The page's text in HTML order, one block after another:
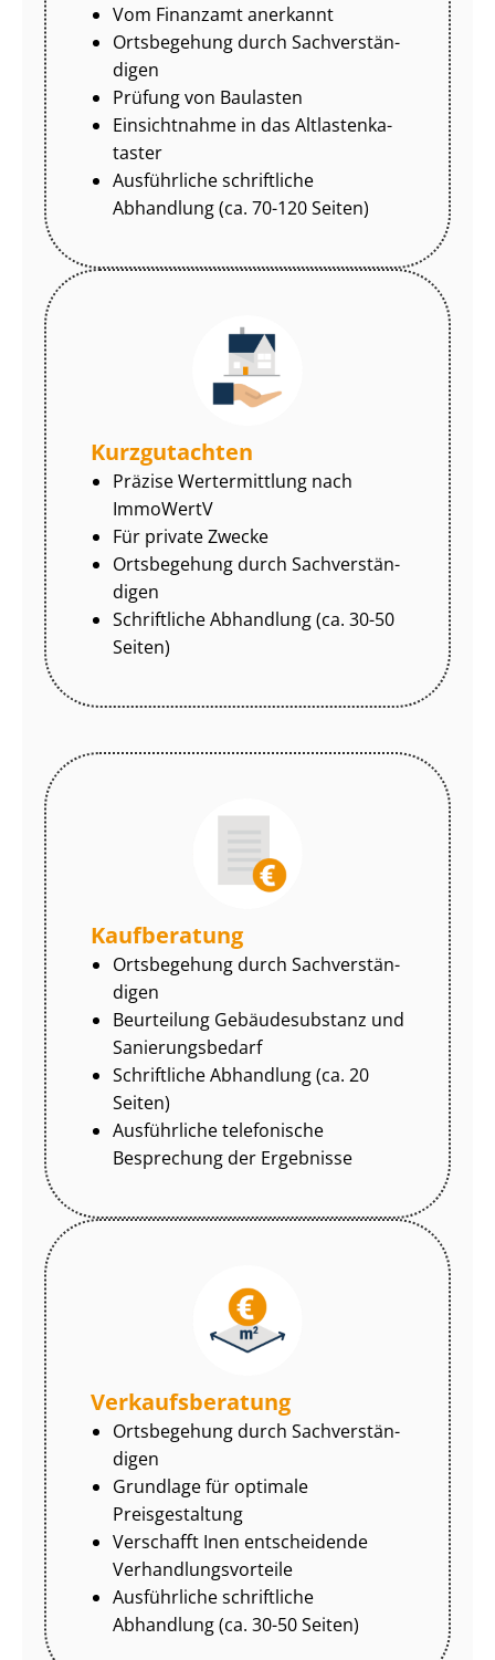
Vom Finanzamt anerkannt
Ortsbegehung durch Sach­ver­stän­
di­gen
Prüfung von Baulasten
Einsichtnahme in das Alt­las­ten­ka­
tas­ter
Ausführliche schriftliche
Abhandlung (ca. 70-120 Seiten)
Kurzgutachten
Präzise Wertermittlung nach
ImmoWertV
Für private Zwecke
Ortsbegehung durch Sach­ver­stän­
di­gen
Schriftliche Abhandlung (ca. 30-50
Seiten)
Kaufberatung
Ortsbegehung durch Sach­ver­stän­
di­gen
Beurteilung Gebäudesubstanz und
Sa­nie­rungs­be­darf
Schriftliche Abhandlung (ca. 20
Seiten)
Ausführliche telefonische
Besprechung der Ergebnisse
Ver­kaufs­be­ra­tung
Ortsbegehung durch Sach­ver­stän­
di­gen
Grundlage für optimale
Preisgestaltung
Verschafft Inen entscheidende
Ver­hand­lungs­vor­tei­le
Ausführliche schriftliche
Abhandlung (ca. 30-50 Seiten)